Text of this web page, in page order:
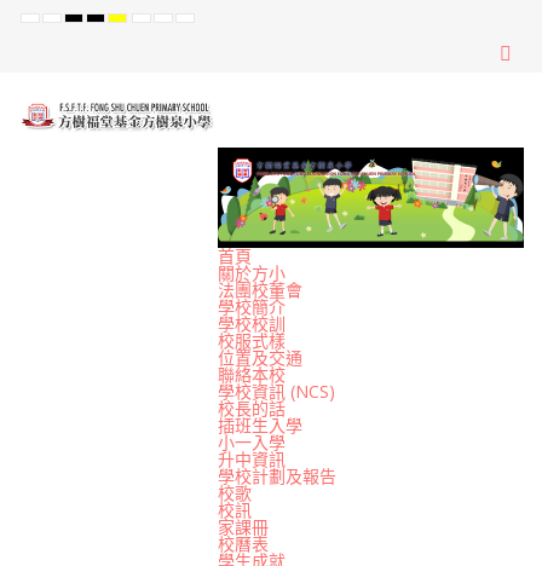
Default
NightHighHighHighSetSetSet
首頁
關於方小
法團校董會
學校簡介
學校校訓
校服式樣
位置及交通
聯絡本校
學校資訊 (NCS)
校長的話
插班生入學
小一入學
升中資訊
學校計劃及報告
校歌
校訊
家課冊
校曆表
學生成就